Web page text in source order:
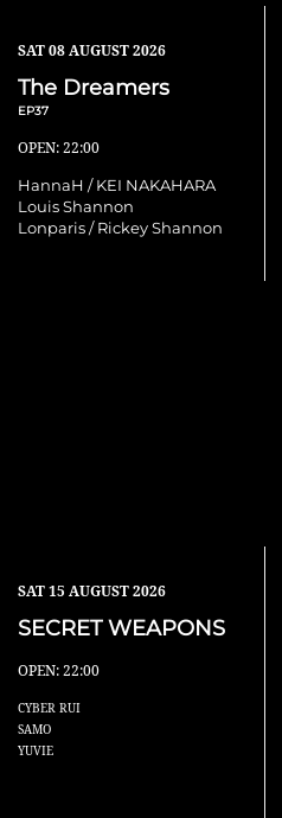
SAT08 AUGUST 2026
The Dreamers
EP37
OPEN: 22:00
HannaH / KEI NAKAHARA
Louis Shannon
Lonparis / Rickey Shannon
SAT15 AUGUST 2026
SECRET WEAPONS
OPEN: 22:00
CYBER RUI
SAMO
YUVIE